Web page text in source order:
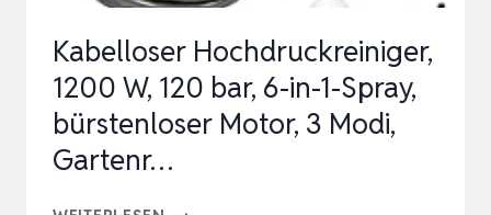
Kabelloser Hochdruckreiniger,
1200 W, 120 bar, 6-in-1-Spray,
bürstenloser Motor, 3 Modi,
Gartenr…